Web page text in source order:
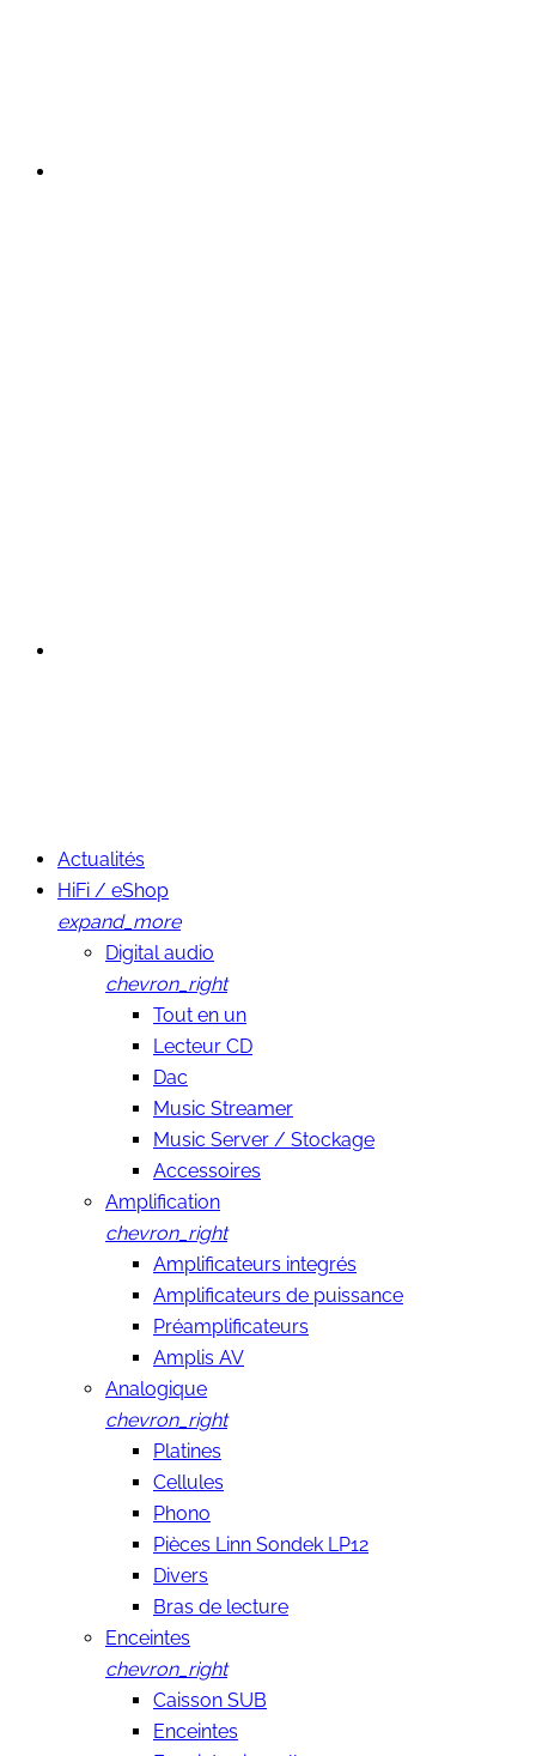
Actualités
HiFi / eShop
expand_more
Digital audio
chevron_right
Tout en un
Lecteur CD
Dac
Music Streamer
Music Server / Stockage
Accessoires
Amplification
chevron_right
Amplificateurs integrés
Amplificateurs de puissance
Préamplificateurs
Amplis AV
Analogique
chevron_right
Platines
Cellules
Phono
Pièces Linn Sondek LP12
Divers
Bras de lecture
Enceintes
chevron_right
Caisson SUB
Enceintes